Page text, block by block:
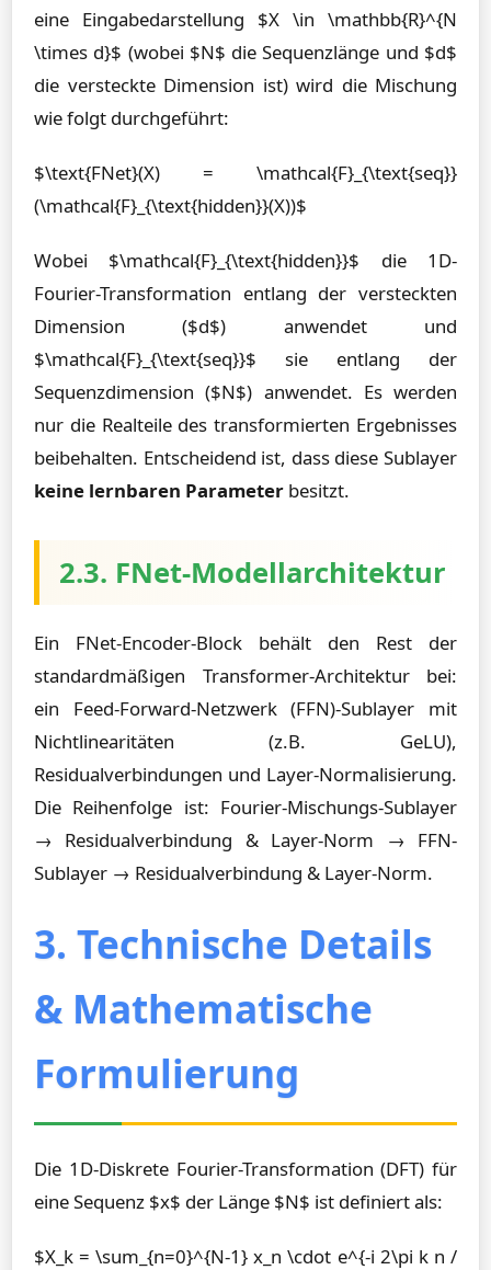
eine Eingabedarstellung $X \in \mathbb{R}^{N
\times d}$ (wobei $N$ die Sequenzlänge und $d$
die versteckte Dimension ist) wird die Mischung
wie folgt durchgeführt:
$\text{FNet}(X) = \mathcal{F}_{\text{seq}}
(\mathcal{F}_{\text{hidden}}(X))$
Wobei $\mathcal{F}_{\text{hidden}}$ die 1D-
Fourier-Transformation entlang der versteckten
Dimension ($d$) anwendet und
$\mathcal{F}_{\text{seq}}$ sie entlang der
Sequenzdimension ($N$) anwendet. Es werden
nur die Realteile des transformierten Ergebnisses
beibehalten. Entscheidend ist, dass diese Sublayer
keine lernbaren Parameter besitzt.
2.3. FNet-Modellarchitektur
Ein FNet-Encoder-Block behält den Rest der
standardmäßigen Transformer-Architektur bei:
ein Feed-Forward-Netzwerk (FFN)-Sublayer mit
Nichtlinearitäten (z.B. GeLU),
Residualverbindungen und Layer-Normalisierung.
Die Reihenfolge ist: Fourier-Mischungs-Sublayer
→ Residualverbindung & Layer-Norm → FFN-
Sublayer → Residualverbindung & Layer-Norm.
3. Technische Details
& Mathematische
Formulierung
Die 1D-Diskrete Fourier-Transformation (DFT) für
eine Sequenz $x$ der Länge $N$ ist definiert als:
$X_k = \sum_{n=0}^{N-1} x_n \cdot e^{-i 2\pi k n /